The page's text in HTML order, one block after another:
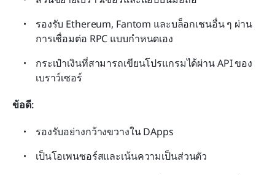
รองรับ Ethereum, Fantom และบล็อกเชนอื่น ๆ ผ่าน
การเชื่อมต่อ RPC แบบกำหนดเอง
กระเป๋าเงินที่สามารถเขียนโปรแกรมได้ผ่าน API ของ
เบราว์เซอร์
ข้อดี:
รองรับอย่างกว้างขวางใน DApps
เป็นโอเพนซอร์สและเน้นความเป็นส่วนตัว